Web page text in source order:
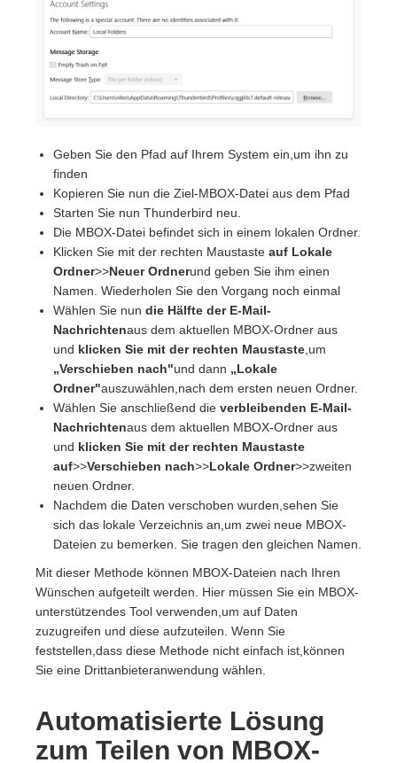
Geben Sie den Pfad auf Ihrem System ein,um ihn zu
finden
Kopieren Sie nun die Ziel-MBOX-Datei aus dem Pfad
Starten Sie nun Thunderbird neu.
Die MBOX-Datei befindet sich in einem lokalen Ordner.
Klicken Sie mit der rechten Maustaste auf Lokale
Ordner>>Neuer Ordnerund geben Sie ihm einen
Namen. Wiederholen Sie den Vorgang noch einmal
Wählen Sie nun die Hälfte der E-Mail-
Nachrichtenaus dem aktuellen MBOX-Ordner aus
und klicken Sie mit der rechten Maustaste,um
„Verschieben nach"und dann „Lokale
Ordner"auszuwählen,nach dem ersten neuen Ordner.
Wählen Sie anschließend die verbleibenden E-Mail-
Nachrichtenaus dem aktuellen MBOX-Ordner aus
und klicken Sie mit der rechten Maustaste
auf>>Verschieben nach>>Lokale Ordner>>zweiten
neuen Ordner.
Nachdem die Daten verschoben wurden,sehen Sie
sich das lokale Verzeichnis an,um zwei neue MBOX-
Dateien zu bemerken. Sie tragen den gleichen Namen.
Mit dieser Methode können MBOX-Dateien nach Ihren
Wünschen aufgeteilt werden. Hier müssen Sie ein MBOX-
unterstützendes Tool verwenden,um auf Daten
zuzugreifen und diese aufzuteilen. Wenn Sie
feststellen,dass diese Methode nicht einfach ist,können
Sie eine Drittanbieteranwendung wählen.
Automatisierte Lösung
zum Teilen von MBOX-